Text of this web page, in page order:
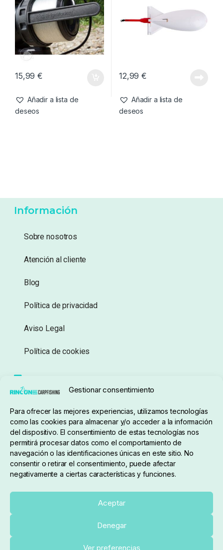
Gestionar consentimiento
Para ofrecer las mejores experiencias, utilizamos tecnologías
como las cookies para almacenar y/o acceder a la información
del dispositivo. El consentimiento de estas tecnologías nos
permitirá procesar datos como el comportamiento de
navegación o las identificaciones únicas en este sitio. No
consentir o retirar el consentimiento, puede afectar
negativamente a ciertas características y funciones.
Aceptar
Denegar
Ver preferencias
15,99€
Añadir a lista de
deseos
12,99€
Añadir a lista de
deseos
Información
Sobre nosotros
Atención al cliente
Blog
Política de privacidad
Aviso Legal
Política de cookies
Sobre nosotros